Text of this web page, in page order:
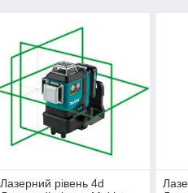
Лазерний рівень 4d